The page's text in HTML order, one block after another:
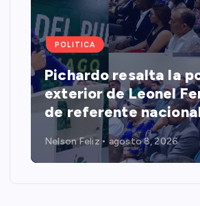
POLITICA
Pichardo resalta la
exterior de Leonel
de referente
Nelson Feliz agosto 8, 2026